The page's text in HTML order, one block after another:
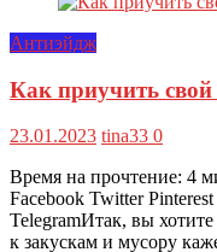
Антиэйдж
Как приучить
23.01.2023 tina33 0
Время на прочтение: 4
Facebook Twitter
TelegramИтак, вы
к закускам и мусору